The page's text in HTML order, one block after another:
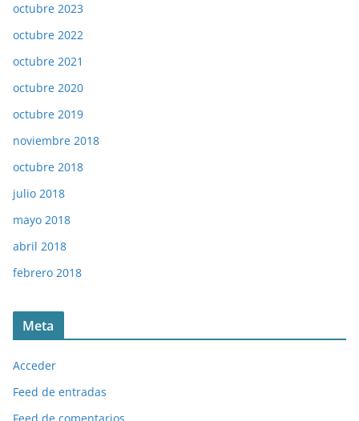
octubre 2023
octubre 2022
octubre 2021
octubre 2020
octubre 2019
noviembre 2018
octubre 2018
julio 2018
mayo 2018
abril 2018
febrero 2018
Meta
Acceder
Feed de entradas